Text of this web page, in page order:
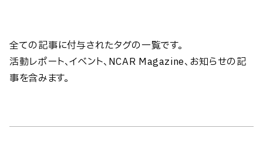
全ての記事に付与されたタグの一覧です。
活動レポート、イベント、NCAR Magazine、お知らせの記
事を含みます。